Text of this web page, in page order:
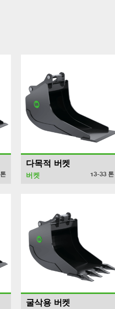
톤
다목적 버켓
버켓 13-33 톤
굴삭용 버켓